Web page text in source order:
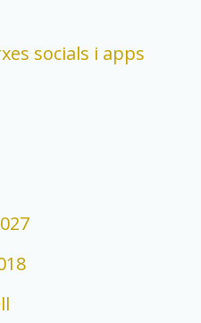
socials i apps